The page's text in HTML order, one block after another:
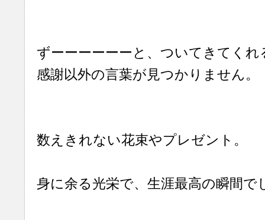
ずーーーーーーと、ついてきてくれ
感謝以外の言葉が見つかりません。
数えきれない花束やプレゼント。
身に余る光栄で、生涯最高の瞬間で